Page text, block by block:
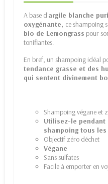
A base d'argile blanche
oxygénante, ce shampoing
bio de Lemongrass pour
tonifiantes.
En bref, un shampoing idéal
tendance grasse et des
qui sentent divinement
Shampoing végane et
Utilisez-le pendant
shampoing tous
Objectif zéro déchet
Végane
Sans sulfates
Facile à emporter en